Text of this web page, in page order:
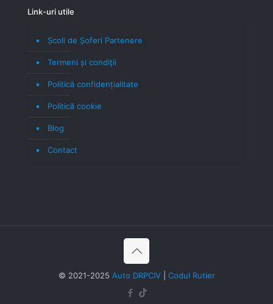
Link-uri utile
Școli de Șoferi Partenere
Termeni şi condiţii
Politică confidenţialitate
Politică cookie
Blog
Contact
© 2021-2025 Auto DRPCIV| Codul Rutier